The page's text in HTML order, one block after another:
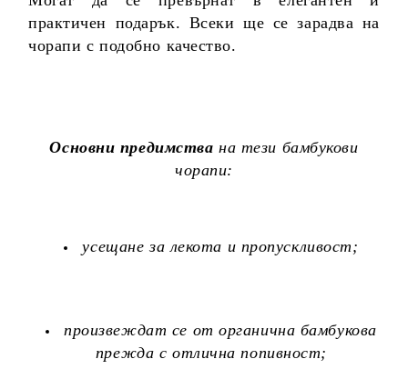
практичен подарък. Всеки ще се зарадва на
чорапи с подобно качество.
Основни предимства на тези бамбукови
чорапи:
усещане за лекота и пропускливост;
произвеждат се от органична бамбукова
прежда с отлична попивност;